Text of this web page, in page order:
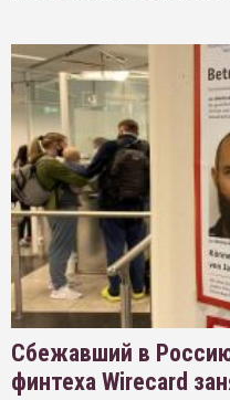
Сбежавший в
финтеха Wirecard